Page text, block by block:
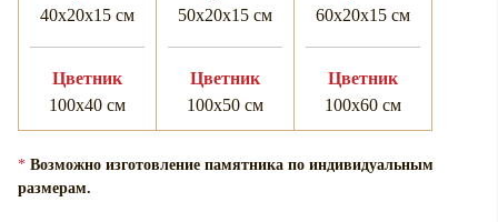
40х20х15 см
Цветник
100х40 см
50х20х15 см
Цветник
100х50 см
60х20х15 см
Цветник
100х60 см
* Возможно изготовление памятника по индивидуальным
размерам.